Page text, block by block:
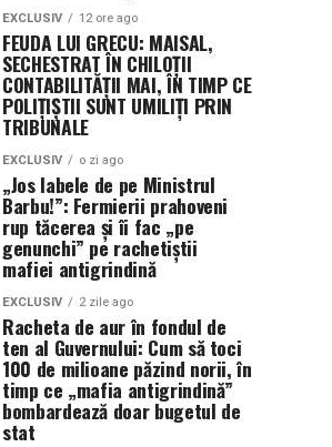
EXCLUSIV 12 ore ago
FEUDA LUI GRECU: MAISAL,
SECHESTRAT ÎN CHILOȚII
CONTABILITĂȚII MAI, ÎN TIMP CE
POLIȚIȘTII SUNT UMILIȚI PRIN
TRIBUNALE
EXCLUSIV o zi ago
„Jos labele de pe Ministrul
Barbu!”: Fermierii prahoveni
rup tăcerea și îi fac „pe
genunchi” pe rachetiștii
mafiei antigrindină
EXCLUSIV 2 zile ago
Racheta de aur în fondul de
ten al Guvernului: Cum să toci
100 de milioane păzind norii, în
timp ce „mafia antigrindină”
bombardează doar bugetul de
stat